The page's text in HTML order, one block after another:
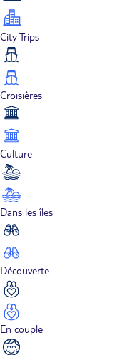
City Trips
Croisières
Culture
Dans les îles
Découverte
En couple